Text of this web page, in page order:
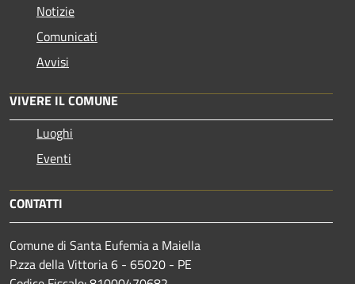
Notizie
Comunicati
Avvisi
VIVERE IL COMUNE
Luoghi
Eventi
CONTATTI
Comune di Santa Eufemia a Maiella
P.zza della Vittoria 6 - 65020 - PE